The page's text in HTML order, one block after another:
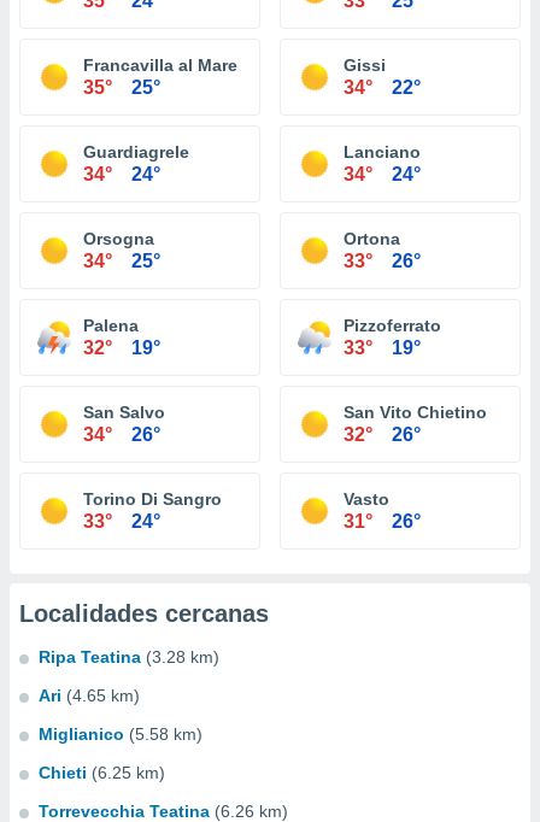
Francavilla al Mare
35° 25°
Gissi
34° 22°
Guardiagrele
34° 24°
Lanciano
34° 24°
Orsogna
34° 25°
Ortona
33° 26°
Palena
32° 19°
Pizzoferrato
33° 19°
San Salvo
34° 26°
San Vito Chietino
32° 26°
Torino Di Sangro
33° 24°
Vasto
31° 26°
Localidades cercanas
Ripa Teatina (3.28 km)
Ari (4.65 km)
Miglianico (5.58 km)
Chieti (6.25 km)
Torrevecchia Teatina (6.26 km)